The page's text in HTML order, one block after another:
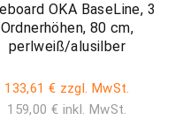
OKA BaseLine, 3
Ordnerhöhen, 80 cm,
perlweiß/alusilber
133,61 € zzgl. MwSt.
159,00 € inkl. MwSt.